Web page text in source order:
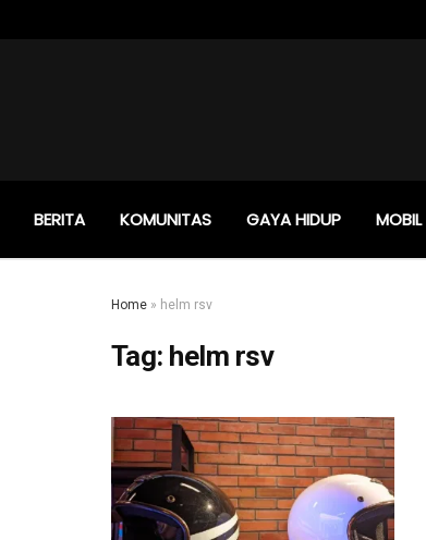
BERITA KOMUNITAS GAYA HIDUP MOBIL
Home » helm rsv
Tag: helm rsv